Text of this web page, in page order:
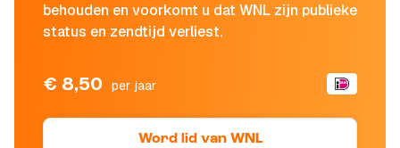
behouden en voorkomt u dat WNL zijn publieke
status en zendtijd verliest.
€ 8,50 per jaar
Word lid van WNL